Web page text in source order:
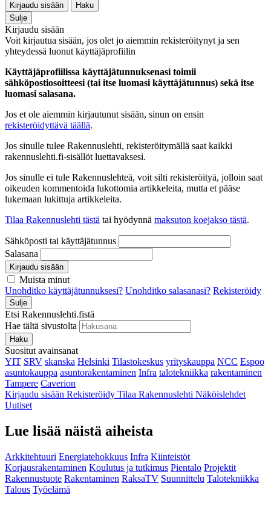
Kirjaudu sisään
Haku
Sulje
Kirjaudu sisään
Voit kirjautua sisään, jos olet jo aiemmin rekisteröitynyt ja sen
yhteydessä luonut käyttäjäprofiilin
Käyttäjäprofiilissa käyttäjätunnuksenasi toimii
sähköpostiosoitteesi (tai itse luomasi käyttäjätunnus) sekä itse
luomasi salasana.
Jos et ole aiemmin kirjautunut sisään, sinun on ensin
rekisteröidyttävä täällä.
Jos sinulle tulee Rakennuslehti, rekisteröitymällä saat kaikki
rakennuslehti.fi-sisällöt luettavaksesi.
Jos sinulle ei tule Rakennuslehteä, voit silti rekisteröityä, jolloin saat
oikeuden kommentoida lukottomia artikkeleita, mutta et pääse
lukemaan lukittuja artikkeleita.
Tilaa Rakennuslehti tästä tai hyödynnä maksuton koejakso tästä.
Sähköposti tai käyttäjätunnus
Salasana
Kirjaudu sisään
Muista minut
Unohditko käyttäjätunnuksesi? Unohditko salasanasi? Rekisteröidy
Sulje
Etsi Rakennuslehti.fistä
Hae tältä sivustolta
Haku
Suositut avainsanat
YIT SRV skanska Helsinki Tilastokeskus yrityskauppa NCC Espoo
asuntokauppa asuntorakentaminen Infra talotekniikka rakentaminen
Tampere Caverion
Kirjaudu sisään Rekisteröidy Tilaa Rakennuslehti Näköislehdet
Uutiset
Lue lisää näistä aiheista
Arkkitehtuuri Energiatehokkuus Infra Kiinteistöt
Korjausrakentaminen Koulutus ja tutkimus Pientalo Projektit
Rakennustuote Rakentaminen RaksaTV Suunnittelu Talotekniikka
Talous Työelämä